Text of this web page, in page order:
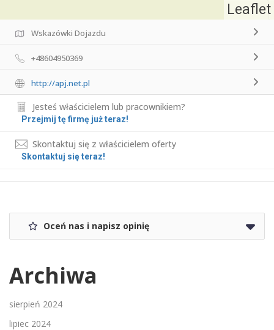
Leaflet
Wskazówki Dojazdu
+48604950369
http://apj.net.pl
Jesteś właścicielem lub pracownikiem?
Przejmij tę firmę już teraz!
Skontaktuj się z właścicielem oferty
Skontaktuj się teraz!
Oceń nas i napisz opinię
Archiwa
sierpień 2024
lipiec 2024